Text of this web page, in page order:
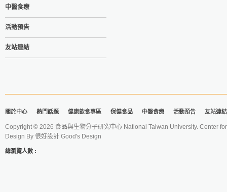
中醫食療
活動預告
友站連結
關於中心 熱門話題 健康飲食專區 保健食品 中醫食療 活動預告 友站連結
Copyright © 2026 食品與生物分子研究中心 National Taiwan University. Center
Design By 很好設計 Good's Design
總瀏覽人數 :